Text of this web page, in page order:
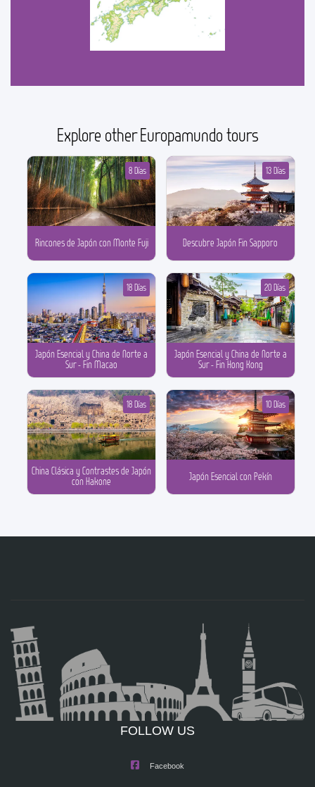
Explore other Europamundo tours
Rincones de Japón con Monte Fuji
8 Días
Descubre Japón Fin Sapporo
13 Días
Japón Esencial y China de Norte a
Sur - Fin Macao
18 Días
Japón Esencial y China de Norte a
Sur - Fin Hong Kong
20 Días
China Clásica y Contrastes de Japón
con Hakone
18 Días
Japón Esencial con Pekín
10 Días
FOLLOW US
Facebook